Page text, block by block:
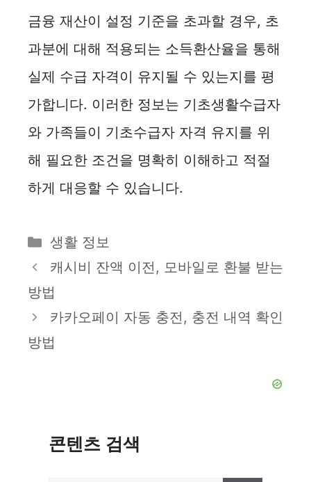
금융 재산이 설정 기준을 초과할 경우, 초
과분에 대해 적용되는 소득환산율을 통해
실제 수급 자격이 유지될 수 있는지를 평
가합니다. 이러한 정보는 기초생활수급자
와 가족들이 기초수급자 자격 유지를 위
해 필요한 조건을 명확히 이해하고 적절
하게 대응할 수 있습니다.
카
테
리
생활 정보
캐시비 잔액 이전, 모바일로 환불 받는
방법
카카오페이 자동 충전, 충전 내역 확인
방법
콘텐츠 검색